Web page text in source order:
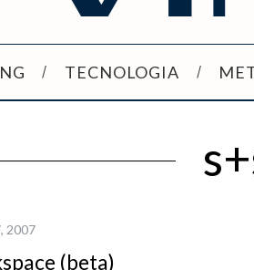
TECNOLOGIA
2007
(beta)